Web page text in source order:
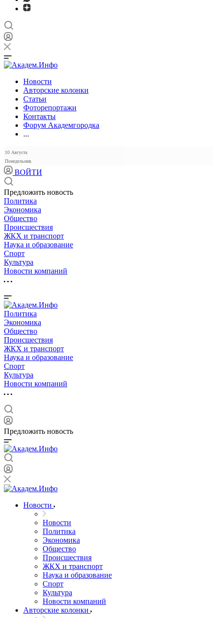
Новости
Авторские колонки
Статьи
Фоторепортажи
Контакты
Форум Академгородка
...
10 Августа
Понедельник
ВОЙТИ
Предложить новость
Политика
Экономика
Общество
Происшествия
ЖКХ и транспорт
Наука и образование
Спорт
Культура
Новости компаний
Политика
Экономика
Общество
Происшествия
ЖКХ и транспорт
Наука и образование
Спорт
Культура
Новости компаний
Предложить новость
Новости
Новости
Политика
Экономика
Общество
Происшествия
ЖКХ и транспорт
Наука и образование
Спорт
Культура
Новости компаний
Авторские колонки